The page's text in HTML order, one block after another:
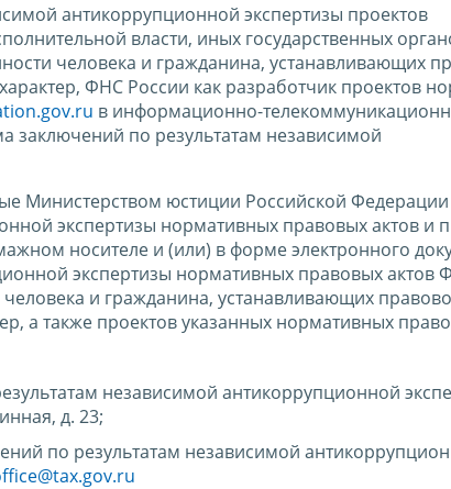
антикоррупционной экспертизы проектов
власти, иных государственных
человека и гражданина, устанавливающих
ФНС России как разработчик проектов
в информационно-
заключений по результатам независимой
Министерством юстиции Российской Федерации
экспертизы нормативных правовых актов и
носителе и (или) в форме электронного
экспертизы нормативных правовых актов
и гражданина, устанавливающих
а также проектов указанных нормативных
независимой антикоррупционной
д. 23;
по результатам независимой